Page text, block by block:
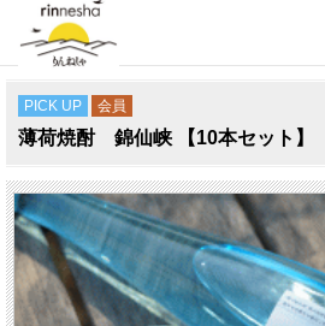
PICK UP 会員
薄荷焼酎 錦仙峡 【10本セット】